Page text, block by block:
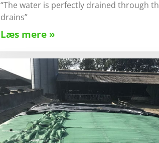
“The water is perfectly drained through
drains”
Læs mere »